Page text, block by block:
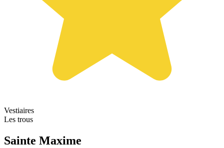
Vestiaires
Les trous
Sainte Maxime